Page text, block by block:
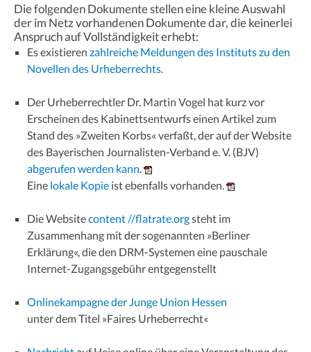
Die folgenden Dokumente stellen eine kleine Auswahl
der im Netz vorhandenen Dokumente dar, die keinerlei
Anspruch auf Vollständigkeit erhebt:
Es existierenzahlreiche Meldungen des Instituts zu den
Novellen des Urheberrechts
Der Urheberrechtler Dr. Martin Vogel hat kurz vor
Erscheinen des Kabinettsentwurfs einen Artikel zum
Stand des »Zweiten Korbs« verfaßt, der auf der Website
des Bayerischen Journalisten-Verband e. V. (BJV)
abgerufen werden kann .
Eine lokale Kopie ist ebenfalls vorhanden.
Die Websitecontent //flatrate.orgsteht im
Zusammenhang mit der sogenannten »Berliner
Erklärung«, die den DRM-Systemen eine pauschale
Internet-Zugangsgebühr entgegenstellt
Onlinekampagne der Junge Union Hessen
unter dem Titel »Faires Urheberrecht«